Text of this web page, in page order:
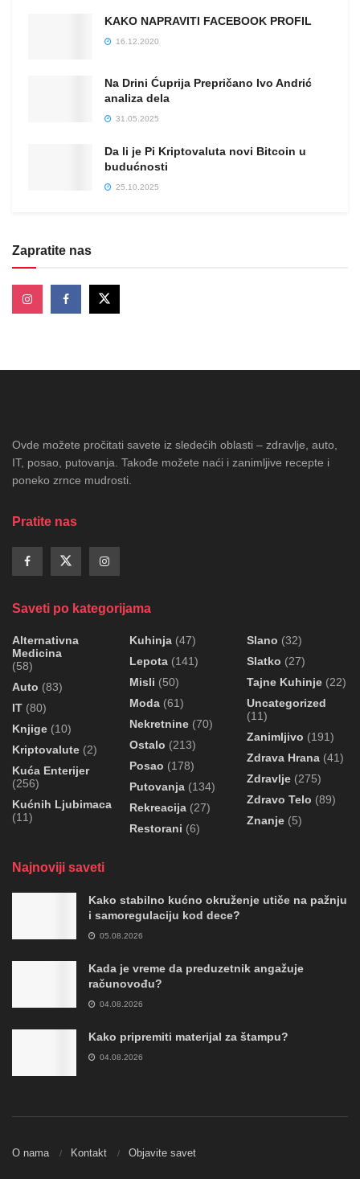
KAKO NAPRAVITI FACEBOOK PROFIL
16.12.2020
Na Drini Ćuprija Prepričano Ivo Andrić
analiza dela
31.05.2025
Da li je Pi Kriptovaluta novi Bitcoin u
budućnosti
25.10.2025
Zapratite nas
Ovde možete pročitati savete iz sledećih oblasti – zdravlje, auto,
IT, posao, putovanja. Takođe možete naći i zanimljive recepte i
poneko zrnce mudrosti.
Pratite nas
Saveti po kategorijama
Alternativna
Medicina
(58)
Auto (83)
IT (80)
Knjige (10)
Kriptovalute (2)
Kuća Enterijer
(256)
Kućnih Ljubimaca
(11)
Kuhinja (47)
Lepota (141)
Misli (50)
Moda (61)
Nekretnine (70)
Ostalo (213)
Posao (178)
Putovanja (134)
Rekreacija (27)
Restorani (6)
Slano (32)
Slatko (27)
Tajne Kuhinje (22)
Uncategorized
(11)
Zanimljivo (191)
Zdrava Hrana (41)
Zdravlje (275)
Zdravo Telo (89)
Znanje (5)
Najnoviji saveti
Kako stabilno kućno okruženje utiče na pažnju
i samoregulaciju kod dece?
05.08.2026
Kada je vreme da preduzetnik angažuje
računovođu?
04.08.2026
Kako pripremiti materijal za štampu?
04.08.2026
O nama Kontakt Objavite savet